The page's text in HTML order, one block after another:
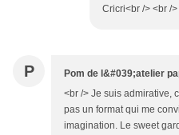
Cricri<br /> <br /
P Pom de l&#039;atelier
<br /> Je suis admirative,
pas un format qui me
imagination. Le sweet